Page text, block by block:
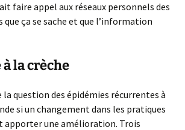
faire appel aux réseaux personnels des
que ça se sache et que l’information
à la crèche
la question des épidémies récurrentes à
si un changement dans les pratiques
apporter une amélioration. Trois